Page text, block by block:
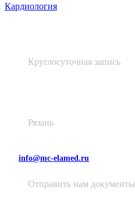
Кардиология
Круглосуточная запись
Рязань
info@mc-elamed.ru
Отправить нам документы